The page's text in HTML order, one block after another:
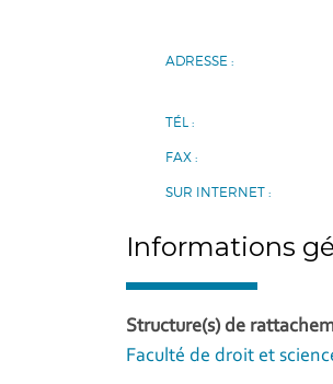
ADRESSE :
TÉL :
FAX :
SUR INTERNET :
Informations
Structure(s) de
Faculté de droit et